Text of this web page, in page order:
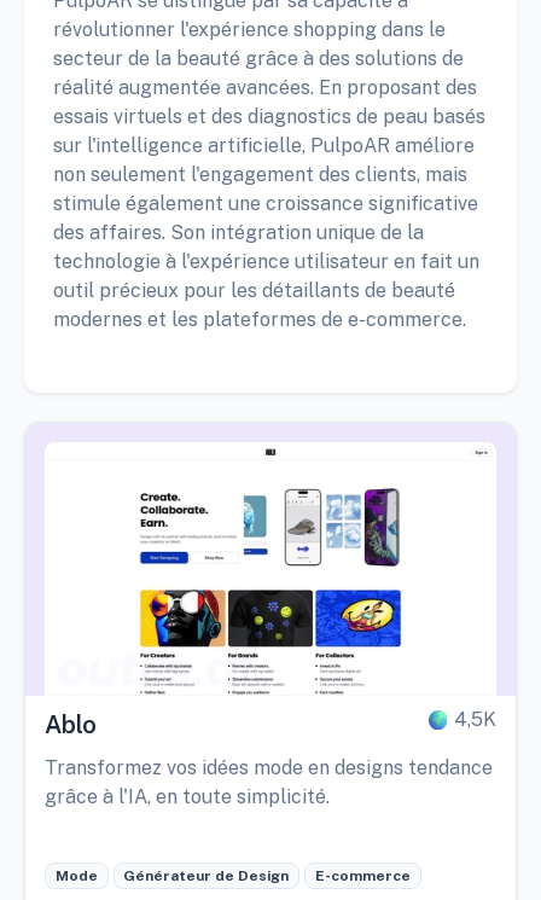
révolutionner l'expérience shopping dans le
secteur de la beauté grâce à des solutions de
réalité augmentée avancées. En proposant des
essais virtuels et des diagnostics de peau basés
sur l'intelligence artificielle, PulpoAR améliore
non seulement l'engagement des clients, mais
stimule également une croissance significative
des affaires. Son intégration unique de la
technologie à l'expérience utilisateur en fait un
outil précieux pour les détaillants de beauté
modernes et les plateformes de e-commerce.
Ablo 4,5K
Transformez vos idées mode en designs tendance
grâce à l'IA, en toute simplicité.
Mode Générateur de Design E-commerce